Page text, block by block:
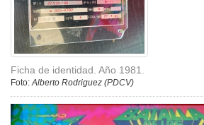
Ficha de identidad. Año 1981.
Foto:Alberto Rodriguez (PDCV)